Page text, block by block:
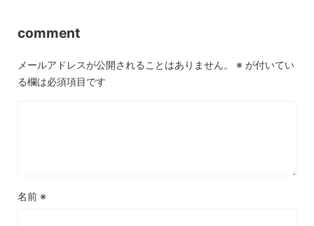
comment
メールアドレスが公開されることはありません。 ※ が付いてい
る欄は必須項目です
名前 ※